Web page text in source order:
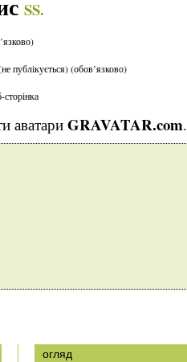
SS.
публікується) (обов’язково)
сторінка
аватари GRAVATAR.com.
огляд